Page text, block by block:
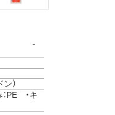
）
：PE ・キ